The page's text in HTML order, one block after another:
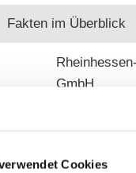
Cookies
Fakten im Überblick
GmbH
Otto-